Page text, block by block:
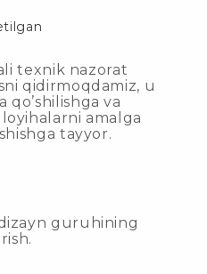
texnik nazorat
qidirmoqdamiz, u
qo’shilishga va
amalga
tayyor.
guruhining